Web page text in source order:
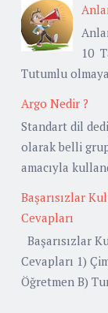
10
Tutumlu
Argo Nedir ?
Standart dil
olarak belli
amacıyla
Başarısızlar
Cevapları
Başarısızlar
Cevapları 1)
Öğretmen B)